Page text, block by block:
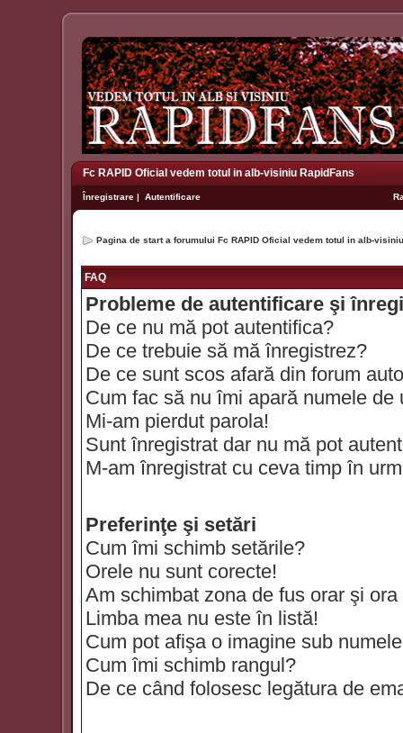
Fc RAPID Oficial vedem totul in alb-visiniu RapidFans
Înregistrare | Autentificare
Pagina de start a forumului Fc RAPID Oficial vedem totul in alb-
FAQ
Probleme de autentificare şi
De ce nu mă pot autentifica?
De ce trebuie să mă înregistrez?
De ce sunt scos afară din forum
Cum fac să nu îmi apară numele
Mi-am pierdut parola!
Sunt înregistrat dar nu mă pot
M-am înregistrat cu ceva timp în
Preferinţe şi setări
Cum îmi schimb setările?
Orele nu sunt corecte!
Am schimbat zona de fus orar şi
Limba mea nu este în listă!
Cum pot afişa o imagine sub
Cum îmi schimb rangul?
De ce când folosesc legătura de